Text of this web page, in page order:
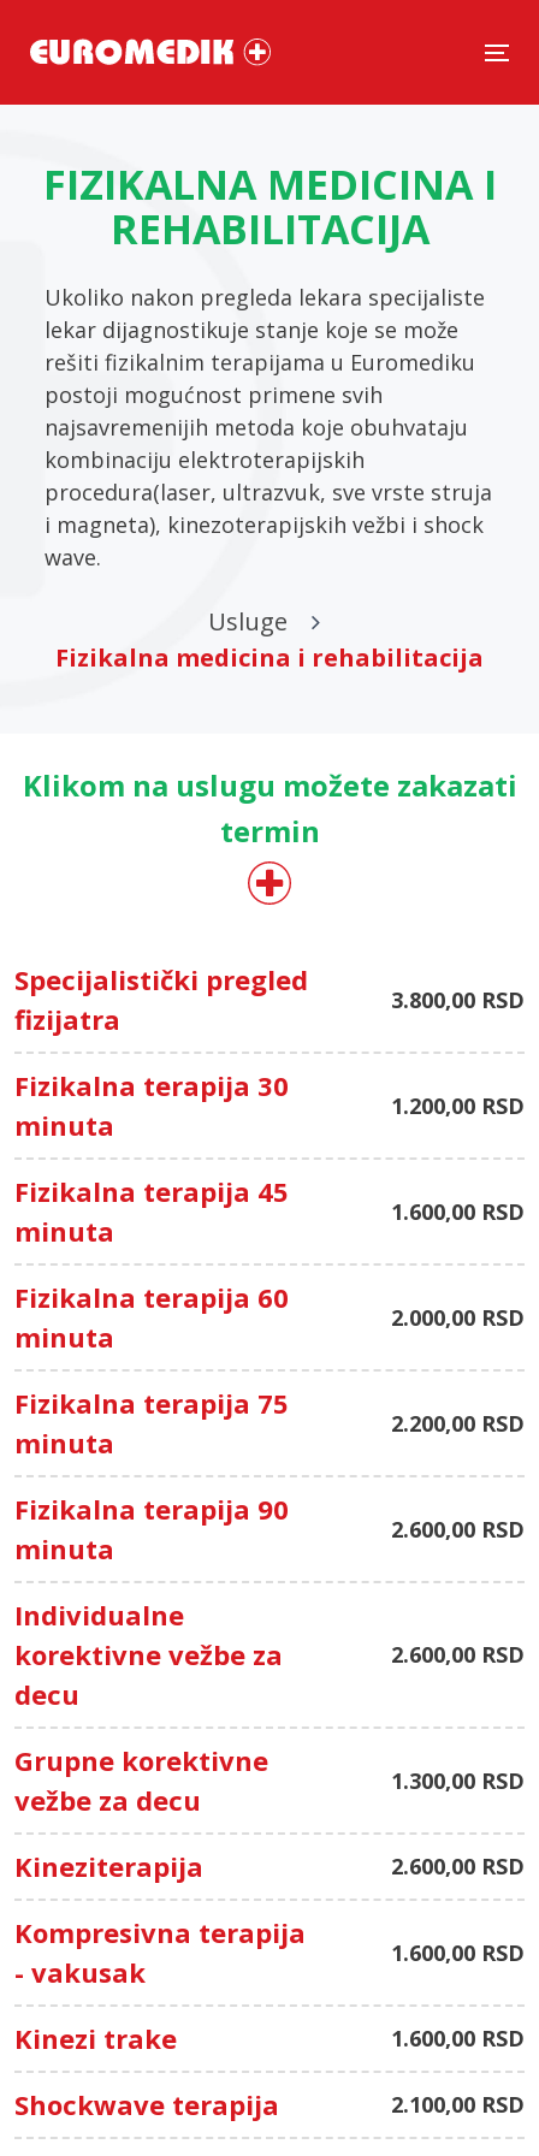
FIZIKALNA MEDICINA I
REHABILITACIJA
Ukoliko nakon pregleda lekara specijaliste
lekar dijagnostikuje stanje koje se može
rešiti fizikalnim terapijama u Euromediku
postoji mogućnost primene svih
najsavremenijih metoda koje obuhvataju
kombinaciju elektroterapijskih
procedura(laser, ultrazvuk, sve vrste struja
i magneta), kinezoterapijskih vežbi i shock
wave.
Usluge
Fizikalna medicina i rehabilitacija
Klikom na uslugu možete zakazati
termin
Specijalistički pregled
fizijatra
3.800,00 RSD
Fizikalna terapija 30
minuta
1.200,00 RSD
Fizikalna terapija 45
minuta
1.600,00 RSD
Fizikalna terapija 60
minuta
2.000,00 RSD
Fizikalna terapija 75
minuta
2.200,00 RSD
Fizikalna terapija 90
minuta
2.600,00 RSD
Individualne
korektivne vežbe za
decu
2.600,00 RSD
Grupne korektivne
vežbe za decu
1.300,00 RSD
Kineziterapija 2.600,00 RSD
Kompresivna terapija
- vakusak
1.600,00 RSD
Kinezi trake 1.600,00 RSD
Shockwave terapija 2.100,00 RSD